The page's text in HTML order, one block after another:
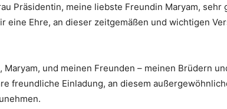
Präsidentin, meine liebste Freundin Maryam,
eine Ehre, an dieser zeitgemäßen und wichtigen
Maryam, und meinen Freunden – meinen Brüdern
freundliche Einladung, an diesem